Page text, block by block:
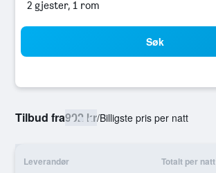
2 gjester, 1 rom
Søk
Tilbud fra902 kr/Billigste pris per natt
Leverandør Totalt per natt